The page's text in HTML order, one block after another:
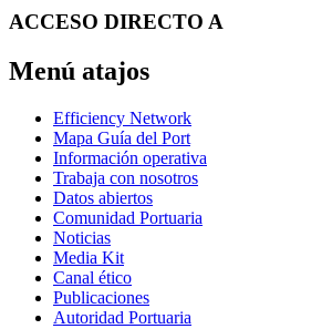
ACCESO DIRECTO A
Menú atajos
Efficiency Network
Mapa Guía del Port
Información operativa
Trabaja con nosotros
Datos abiertos
Comunidad Portuaria
Noticias
Media Kit
Canal ético
Publicaciones
Autoridad Portuaria